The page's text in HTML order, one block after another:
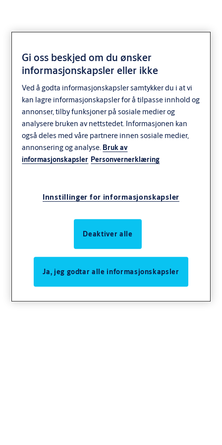
SY5863_SYS
Postkasselås
Anvendelse
• Lås med fjærbelastet falle (smekklåsfunksjon)
for postkasser og skap.
• Festes med mutter på baksiden
• Passer for vertikal og horisontal hengsling .
• Standardutførelse: ms fkr, ms fkr m, ms m
Gi oss beskjed om du ønsker
informasjonskapsler eller ikke
Ved å godta informasjonskapsler samtykker du i at vi
kan lagre informasjonskapsler for å tilpasse innhold og
annonser, tilby funksjoner på sosiale medier og
analysere bruken av nettstedet. Informasjonen kan
også deles med våre partnere innen sosiale medier,
annonsering og analyse. Bruk av
informasjonskapsler Personvernerklæring
Innstillinger for informasjonskapsler
Deaktiver alle
Ja, jeg godtar alle informasjonskapsler